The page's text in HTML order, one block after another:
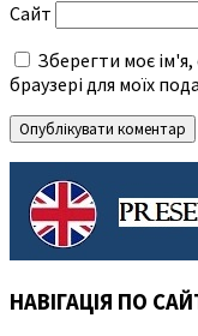
Сайт
Зберегти моє
браузері для моїх
НАВІГАЦІЯ ПО